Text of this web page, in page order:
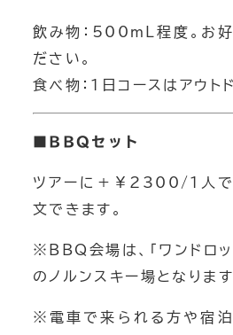
チームビルディング
飲み物：500mL程度。お
ださい。
食べ物：1日コースはアウト
■BBQセット
ツアーに＋￥2300/1人で
文できます。
※BBQ会場は、「ワンドロ
のノルンスキー場となります
※電車で来られる方や宿泊